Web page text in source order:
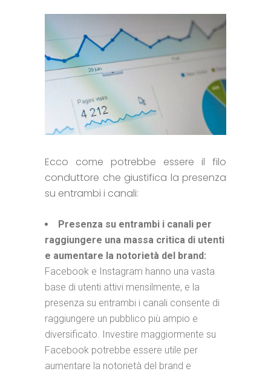
Ecco come potrebbe essere il filo
conduttore che giustifica la presenza
su entrambi i canali:
Presenza su entrambi i canali per
raggiungere una massa critica di utenti
e aumentare la notorietà del brand:
Facebook e Instagram hanno una vasta
base di utenti attivi mensilmente, e la
presenza su entrambi i canali consente di
raggiungere un pubblico più ampio e
diversificato. Investire maggiormente su
Facebook potrebbe essere utile per
aumentare la notorietà del brand e